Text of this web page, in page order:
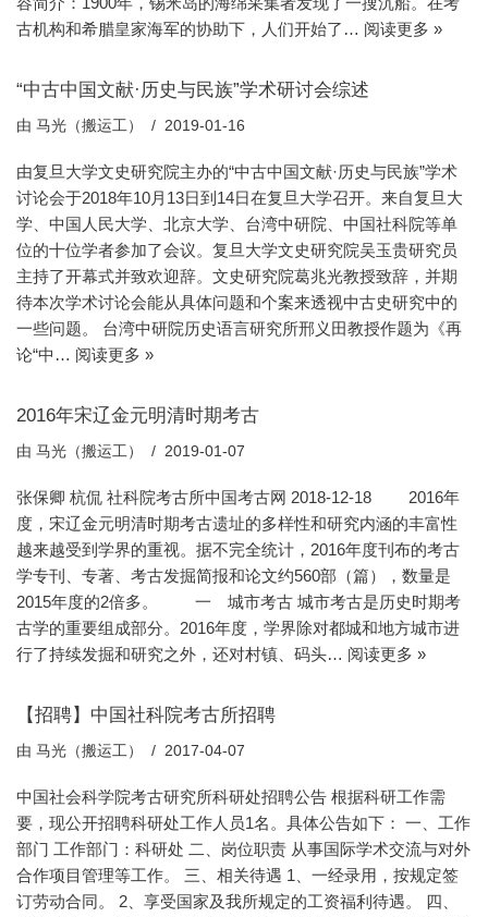
古机构和希腊皇家海军的协助下，人们开始了… 阅读更多 »
“中古中国文献·历史与民族”学术研讨会综述
由 马光（搬运工） 2019-01-16
由复旦大学文史研究院主办的“中古中国文献·历史与民族”学术
讨论会于2018年10月13日到14日在复旦大学召开。来自复旦大
学、中国人民大学、北京大学、台湾中研院、中国社科院等单
位的十位学者参加了会议。复旦大学文史研究院吴玉贵研究员
主持了开幕式并致欢迎辞。文史研究院葛兆光教授致辞，并期
待本次学术讨论会能从具体问题和个案来透视中古史研究中的
一些问题。 台湾中研院历史语言研究所邢义田教授作题为《再
论“中… 阅读更多 »
2016年宋辽金元明清时期考古
由 马光（搬运工） 2019-01-07
张保卿 杭侃 社科院考古所中国考古网 2018-12-18 2016年
度，宋辽金元明清时期考古遗址的多样性和研究内涵的丰富性
越来越受到学界的重视。据不完全统计，2016年度刊布的考古
学专刊、专著、考古发掘简报和论文约560部（篇），数量是
2015年度的2倍多。 一 城市考古 城市考古是历史时期考
古学的重要组成部分。2016年度，学界除对都城和地方城市进
行了持续发掘和研究之外，还对村镇、码头… 阅读更多 »
【招聘】中国社科院考古所招聘
由 马光（搬运工） 2017-04-07
中国社会科学院考古研究所科研处招聘公告 根据科研工作需
要，现公开招聘科研处工作人员1名。具体公告如下： 一、工作
部门 工作部门：科研处 二、岗位职责 从事国际学术交流与对外
合作项目管理等工作。 三、相关待遇 1、一经录用，按规定签
订劳动合同。 2、享受国家及我所规定的工资福利待遇。 四、